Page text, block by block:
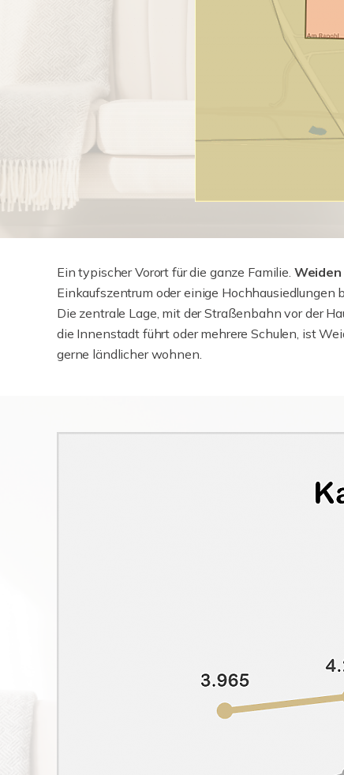
Ein typischer Vorort für die ganze Familie. Weiden
Einkaufszentrum oder einige Hochhausiedlungen
Die zentrale Lage, mit der Straßenbahn vor der
die Innenstadt führt oder mehrere Schulen, ist
gerne ländlicher wohnen.